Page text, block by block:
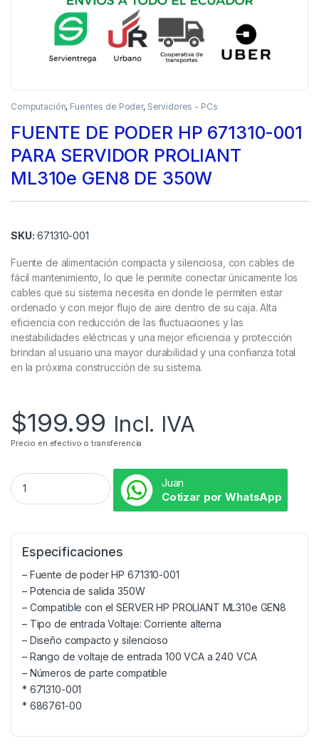
Computación, Fuentes de Poder, Servidores - PCs
FUENTE DE PODER HP 671310-001
PARA SERVIDOR PROLIANT
ML310e GEN8 DE 350W
SKU: 671310-001
Fuente de alimentación compacta y silenciosa, con cables de
fácil mantenimiento, lo que le permite conectar únicamente los
cables que su sistema necesita en donde le permiten estar
ordenado y con mejor flujo de aire dentro de su caja. Alta
eficiencia con reducción de las fluctuaciones y las
inestabilidades eléctricas y una mejor eficiencia y protección
brindan al usuario una mayor durabilidad y una confianza total
en la próxima construcción de su sistema.
$199.99 Incl. IVA
Precio en efectivo o transferencia
Juan
Cotizar por WhatsApp
Especificaciones
– Fuente de poder HP 671310-001
– Potencia de salida 350W
– Compatible con el SERVER HP PROLIANT ML310e GEN8
– Tipo de entrada Voltaje: Corriente alterna
– Diseño compacto y silencioso
– Rango de voltaje de entrada 100 VCA a 240 VCA
– Números de parte compatible
* 671310-001
* 686761-00